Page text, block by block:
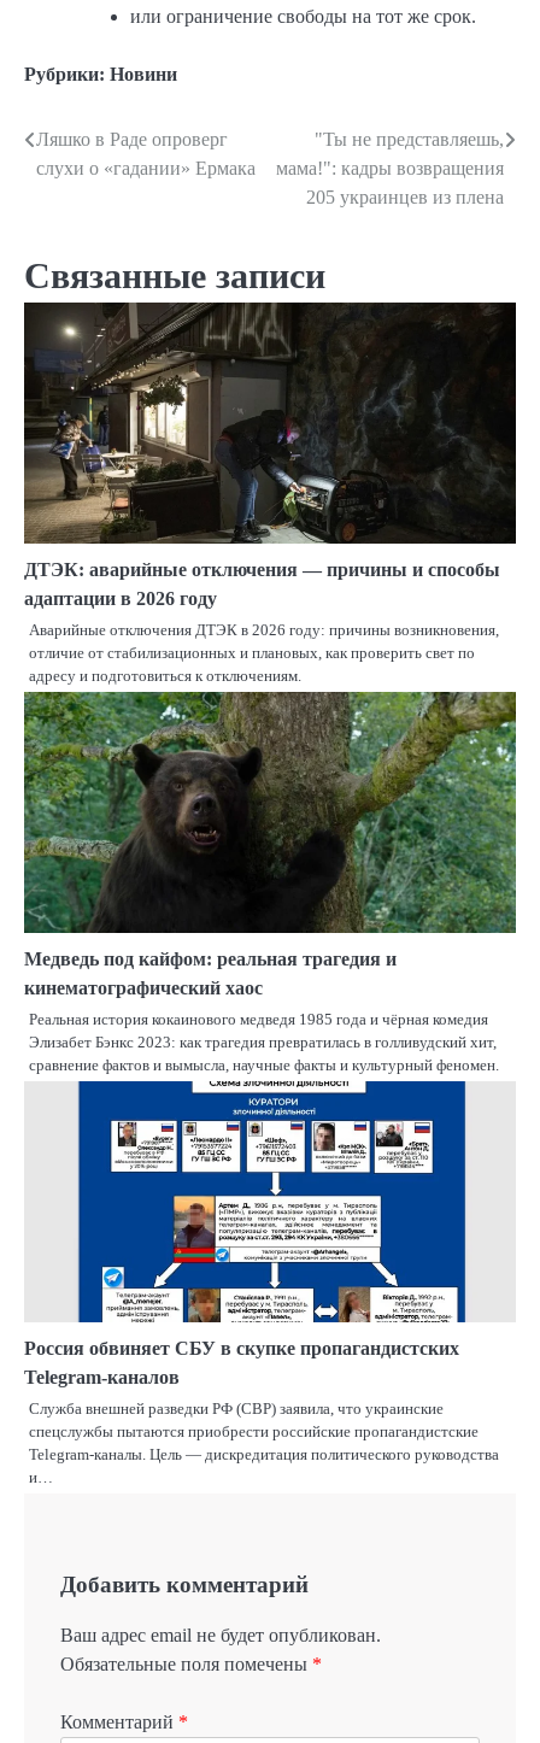
или ограничение свободы на тот же срок.
Рубрики: Новини
Навигация
Ляшко в Раде опроверг
слухи о «гадании» Ермака
"Ты не представляешь,
мама!": кадры возвращения
205 украинцев из плена
Связанные записи
ДТЭК: аварийные отключения — причины и способы
адаптации в 2026 году
Аварийные отключения ДТЭК в 2026 году: причины возникновения,
отличие от стабилизационных и плановых, как проверить свет по
адресу и подготовиться к отключениям.
Медведь под кайфом: реальная трагедия и
кинематографический хаос
Реальная история кокаинового медведя 1985 года и чёрная комедия
Элизабет Бэнкс 2023: как трагедия превратилась в голливудский хит,
сравнение фактов и вымысла, научные факты и культурный феномен.
Россия обвиняет СБУ в скупке пропагандистских
Telegram-каналов
Служба внешней разведки РФ (СВР) заявила, что украинские
спецслужбы пытаются приобрести российские пропагандистские
Telegram-каналы. Цель — дискредитация политического руководства
и…
Добавить комментарий
Ваш адрес email не будет опубликован.
Обязательные поля помечены *
Комментарий *